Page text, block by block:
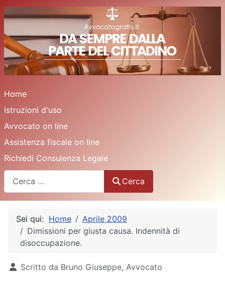
Home
Istruzioni d'uso
Avvocato on line
Assistenza fiscale on line
Richiedi Consulenza Legale
Cerca
Sei qui: Home
Aprile 2009
Dimissioni per giusta causa. Indennità di
disoccupazione.
Dettagli
Scritto da Bruno Giuseppe, Avvocato